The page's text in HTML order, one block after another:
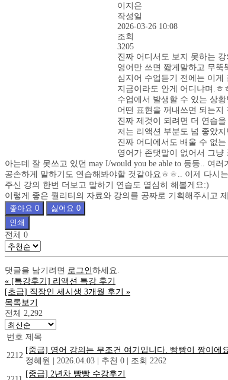
이지은
작성일
2026-03-26 10:08
조회
3205
진짜 어디서도 보지 못하는
영어만 쓰면 짧게말하고 무뚝
심지어 수업듣기 전에는 이게
지금이라도 안게 어디냐며.ㅎ
수업에서 발생할 수 있는 상
어떤 표현을 꺼내쓰면 되는지
진짜 제것이 되려면 더 연습
저는 리액션 부분도 넘 좋았
진짜 어디에서도 배울 수 없
영어가 존댓말이 없어서 그냥
아는데 잘 못쓰고 있던 may I/would you be able to 등등.. 여
공손하게 말하기도 연습해봐야할 것같아요ㅎㅎ.. 이제 다시
주신 강의 한번 더보고 말하기 연습도 열심히 해볼게요:)
이렇게 좋은 퀄리티의 자료와 강의를 공짜로 기획해주시고
좋아요 0 싫어요 0
인쇄
전체 0
댓글을 남기려면 로그인하세요.
« [특강후기] 리액션 특강 후기
[초급] 직장인 세시생 3개월 후기 »
목록보기
전체 2,292
번호 제목
2212
[중급] 영어 강의는 무조건 여기입니다. 빵빵이 짱이에
정혜원 | 2026.04.03 | 추천 0 | 조회 2262
[중급] 2년차 빵빵 수강후기